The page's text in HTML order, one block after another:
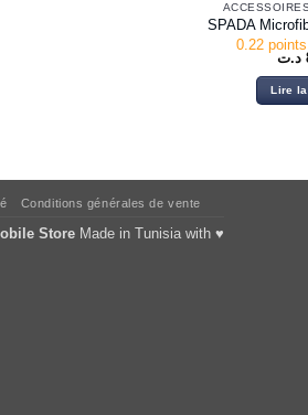
SPADA
0.22
د.ت
Lire
Conditions générales de vente
Store Made in Tunisia with ♥